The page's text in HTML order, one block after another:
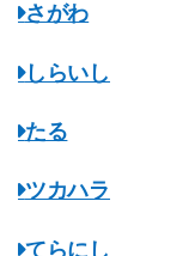
さがわ
しらいし
たる
ツカハラ
てらにし